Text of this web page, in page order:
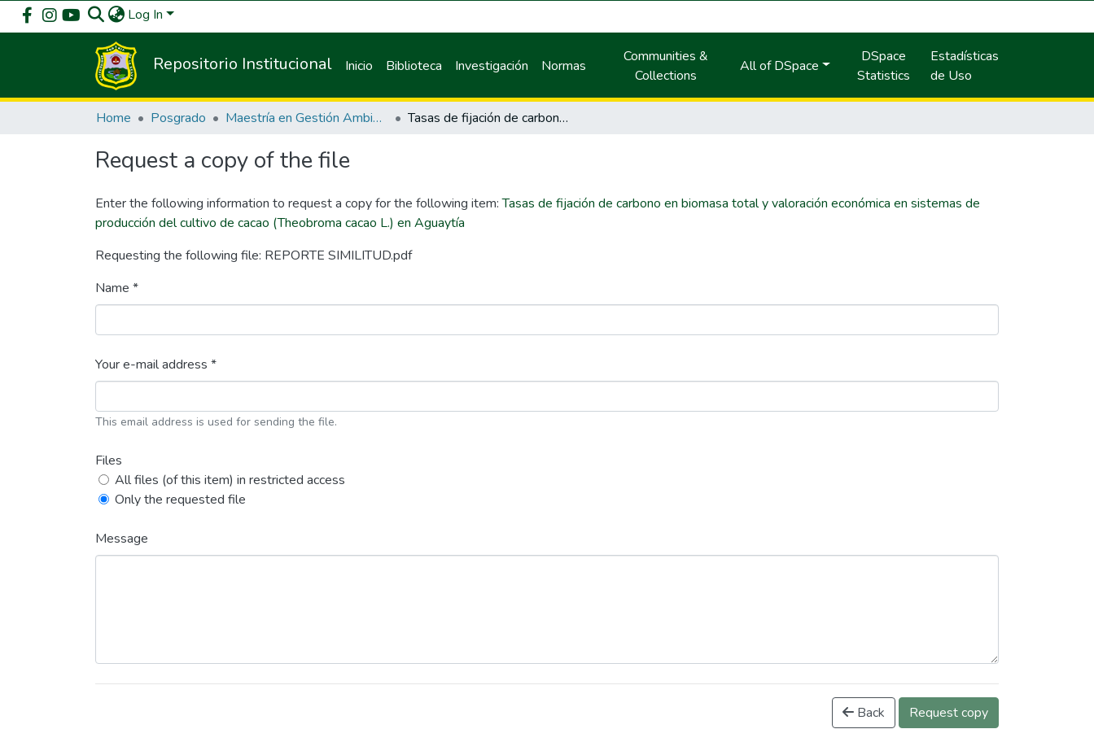
Log In
Repositorio Institucional Inicio Biblioteca Investigación Normas
Communities &
Collections
All of DSpace
DSpace
Statistics
Estadísticas
de Uso
Home Posgrado Maestría en Gestión Ambiental Tasas de fijación de carbono en biomasa total y valoración económica en sistemas de producción del cultivo de cacao (Theobroma cacao L.) en Aguaytía
Request a copy of the file
Enter the following information to request a copy for the following item:Tasas de fijación de carbono en biomasa total y valoración económica en sistemas de
producción del cultivo de cacao (Theobroma cacao L.) en Aguaytía
Requesting the following file: REPORTE SIMILITUD.pdf
Name *
Your e-mail address *
This email address is used for sending the file.
Files
All files (of this item) in restricted access
Only the requested file
Message
Back Request copy